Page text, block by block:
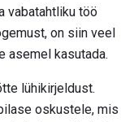
vabatahtliku töö
on siin veel
asemel kasutada.
lühikirjeldust.
oskustele, mis